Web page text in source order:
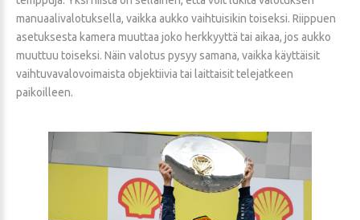
manuaalivalotuksella, vaikka aukko vaihtuisikin toiseksi. Riippuen
asetuksesta kamera muuttaa joko herkkyyttä tai aikaa, jos aukko
muuttuu toiseksi. Näin valotus pysyy samana, vaikka käyttäisit
vaihtuvavalovoimaista objektiivia tai laittaisit telejatkeen
paikoilleen.